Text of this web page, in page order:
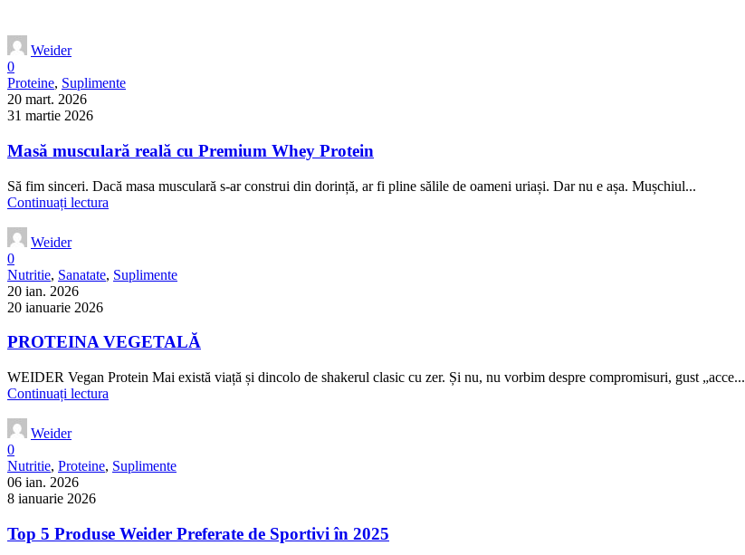
Weider
0
Proteine, Suplimente
20 mart. 2026
31 martie 2026
Masă musculară reală cu Premium Whey Protein
Să fim sinceri. Dacă masa musculară s-ar construi din dorință, ar fi pline sălile de oameni uriași. Dar nu e așa. Mușchiul...
Continuați lectura
Weider
0
Nutritie, Sanatate, Suplimente
20 ian. 2026
20 ianuarie 2026
PROTEINA VEGETALĂ
WEIDER Vegan Protein Mai există viață și dincolo de shakerul clasic cu zer. Și nu, nu vorbim despre compromisuri, gust „acce...
Continuați lectura
Weider
0
Nutritie, Proteine, Suplimente
06 ian. 2026
8 ianuarie 2026
Top 5 Produse Weider Preferate de Sportivi în 2025